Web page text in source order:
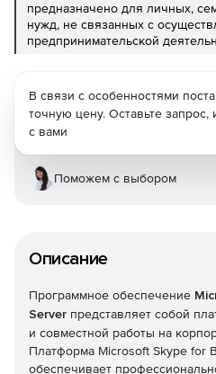
предназначено для личных,
нужд, не связанных с
предпринимательской
Описание
Программное обеспечение
Server представляет собой
и совместной работы на
Платформа Microsoft Skype for
обеспечивает
В связи с особенностями
точную цену. Оставьте
с вами
Поможем с выбором